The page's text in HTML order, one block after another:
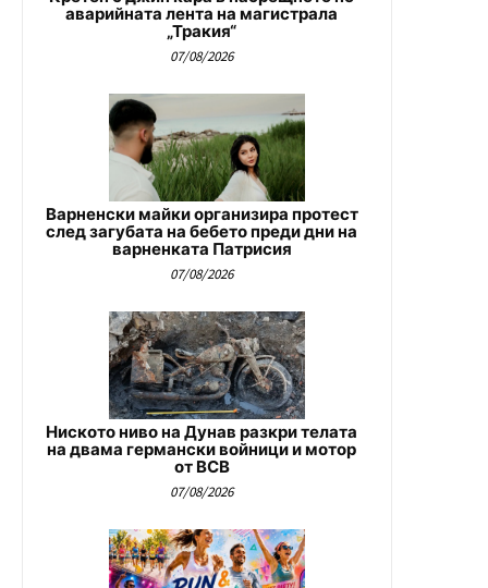
аварийната лента на магистрала
„Тракия“
07/08/2026
Варненски майки организира протест
след загубата на бебето преди дни на
варненката Патрисия
07/08/2026
Ниското ниво на Дунав разкри телата
на двама германски войници и мотор
от ВСВ
07/08/2026